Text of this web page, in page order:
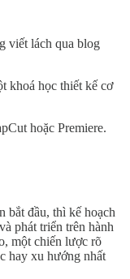
viết lách qua blog
khoá học thiết kế cơ
hoặc Premiere.
bắt đầu, thì kế hoạch
phát triển trên hành
một chiến lược rõ
hay xu hướng nhất